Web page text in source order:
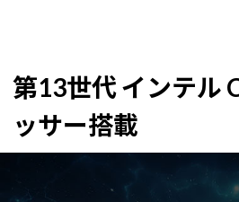
第13世代 インテル
ッサー搭載